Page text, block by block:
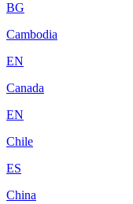
BG
Cambodia
EN
Canada
EN
Chile
ES
China